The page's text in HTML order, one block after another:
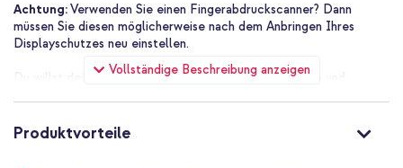
Vollständige Beschreibung anzeigen
Achtung:Verwenden Sie einen Fingerabdruckscanner? Dann
müssen Sie diesen möglicherweise nach dem Anbringen Ihres
Displayschutzes neu einstellen.
Du willst dein Smartphone optimal vor Stürzen, Stößen und
ist heutzutage ein Muss, um dein teures Smartphone vor Kratzern
Produktvorteile